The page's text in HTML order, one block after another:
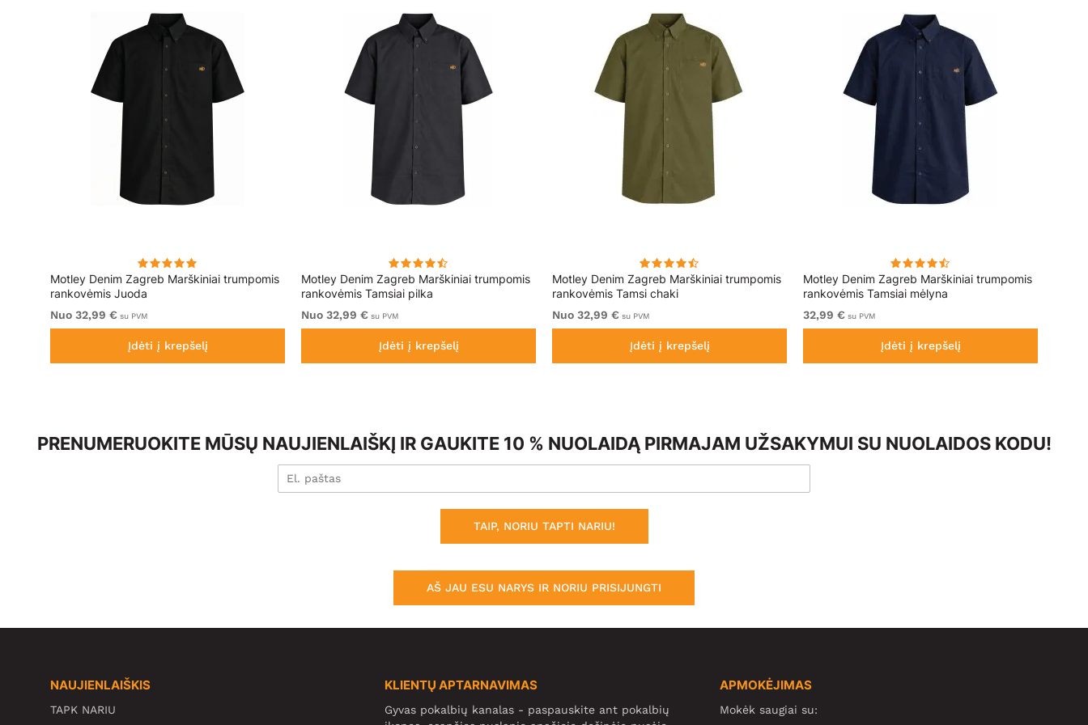
Motley Denim Zagreb Marškiniai trumpomis
rankovėmis Juoda
Nuo 32,99 € su PVM
Įdėti į krepšelį
Motley Denim Zagreb Marškiniai trumpomis
rankovėmis Tamsiai pilka
Nuo 32,99 € su PVM
Įdėti į krepšelį
Motley Denim Zagreb Marškiniai trumpomis
rankovėmis Tamsi chaki
Nuo 32,99 € su PVM
Įdėti į krepšelį
Motley Denim Zagreb Marškiniai trumpomis
rankovėmis Tamsiai mėlyna
32,99 € su PVM
Įdėti į krepšelį
PRENUMERUOKITE MŪSŲ NAUJIENLAIŠKĮ IR GAUKITE 10 % NUOLAIDĄ PIRMAJAM UŽSAKYMUI SU NUOLAIDOS KODU!
TAIP, NORIU TAPTI NARIU!
AŠ JAU ESU NARYS IR NORIU PRISIJUNGTI
NAUJIENLAIŠKIS
TAPK NARIU
KLIENTŲ APTARNAVIMAS
Gyvas pokalbių kanalas - paspauskite ant pokalbių
APMOKĖJIMAS
Mokėk saugiai su: